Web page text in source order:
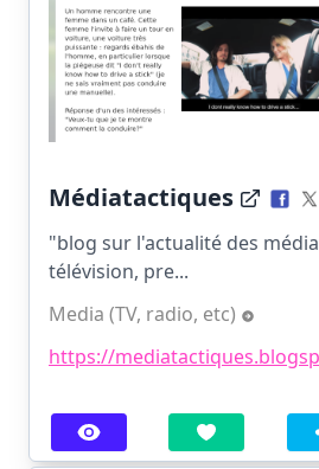
Médiatactiques
"blog sur l'actualité des
télévision, pre...
Media (TV, radio, etc)
https://